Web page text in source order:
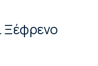
Ξέφρενο